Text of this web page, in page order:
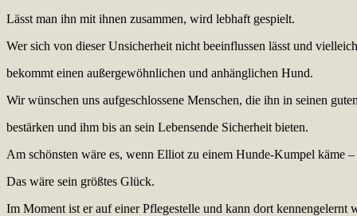
Lässt man ihn mit ihnen zusammen, wird lebhaft gespielt.
Wer sich von dieser Unsicherheit nicht beeinflussen lässt und
bekommt einen außergewöhnlichen und anhänglichen Hund.
Wir wünschen uns aufgeschlossene Menschen, die ihn in seinen
bestärken und ihm bis an sein Lebensende Sicherheit bieten.
Am schönsten wäre es, wenn Elliot zu einem Hunde-Kumpel käme
Das wäre sein größtes Glück.
Im Moment ist er auf einer Pflegestelle und kann dort kennengelernt